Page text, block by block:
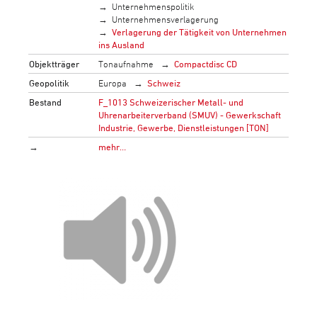
Unternehmenspolitik
Unternehmensverlagerung
Verlagerung der Tätigkeit von Unternehmen
ins Ausland
Objektträger
Tonaufnahme
Compactdisc CD
Geopolitik
Europa
Schweiz
Bestand
F_1013 Schweizerischer Metall- und
Uhrenarbeiterverband (SMUV) - Gewerkschaft
Industrie, Gewerbe, Dienstleistungen [TON]
→
mehr…